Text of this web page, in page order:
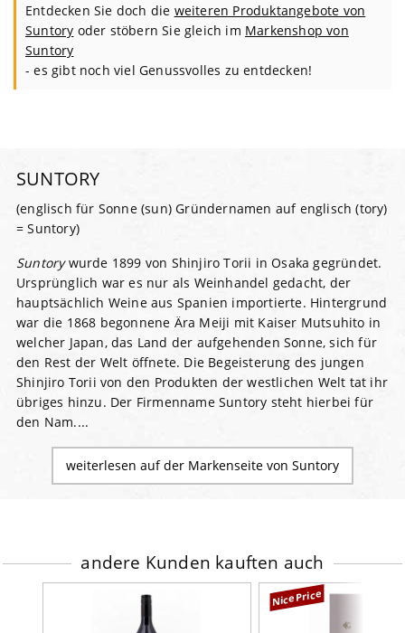
Entdecken Sie doch die weiteren Produktangebote von
Suntory oder stöbern Sie gleich im Markenshop von
Suntory
- es gibt noch viel Genussvolles zu entdecken!
SUNTORY
(englisch für Sonne (sun) Gründernamen auf englisch (tory)
= Suntory)
Suntorywurde 1899 von Shinjiro Torii in Osaka gegründet.
Ursprünglich war es nur als Weinhandel gedacht, der
hauptsächlich Weine aus Spanien importierte. Hintergrund
war die 1868 begonnene Ära Meiji mit Kaiser Mutsuhito in
welcher Japan, das Land der aufgehenden Sonne, sich für
den Rest der Welt öffnete. Die Begeisterung des jungen
Shinjiro Torii von den Produkten der westlichen Welt tat ihr
übriges hinzu. Der Firmenname Suntory steht hierbei für
den Nam....
weiterlesen auf der Markenseite von Suntory
andere Kunden kauften auch
NicePrice